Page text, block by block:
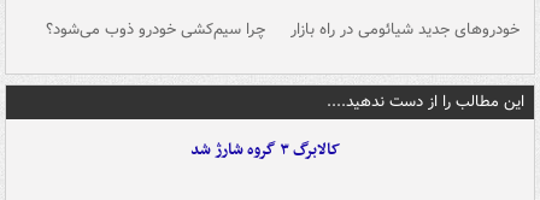
خودروهای جدید شیائومی در راه بازار چرا سیم‌کشی خودرو ذوب می‌شود؟
این مطالب را از دست ندهید....
کالابرگ ۳ گروه شارژ شد